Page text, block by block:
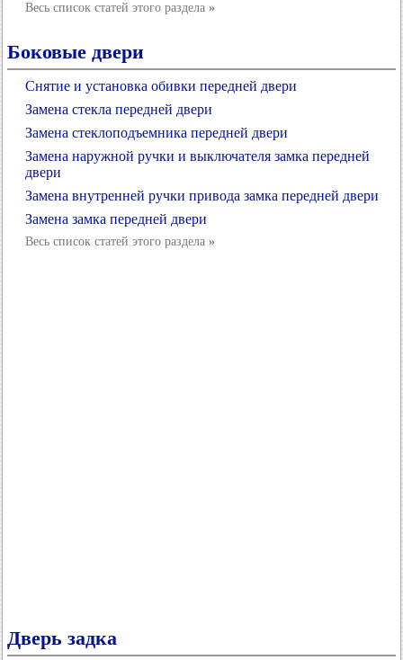
Весь список статей этого раздела »
Боковые двери
Снятие и установка обивки передней двери
Замена стекла передней двери
Замена стеклоподъемника передней двери
Замена наружной ручки и выключателя замка передней
двери
Замена внутренней ручки привода замка передней двери
Замена замка передней двери
Весь список статей этого раздела »
Дверь задка